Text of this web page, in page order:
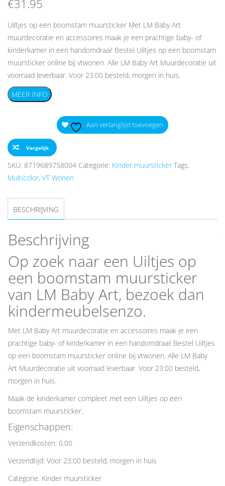
€31.95
Uiltjes op een boomstam muursticker Met LM Baby Art
muurdecoratie en accessoires maak je een prachtige baby- of
kinderkamer in een handomdraai! Bestel Uiltjes op een boomstam
muursticker online bij vtwonen. Alle LM Baby Art Muurdecoratie uit
voorraad leverbaar. Voor 23:00 besteld, morgen in huis.
MEER INFO
Aan verlanglijst toevoegen
Vergelijk
SKU: 8719689758004 Categorie: Kinder muursticker Tags:
Multicolor, VT Wonen
BESCHRIJVING
Beschrijving
Op zoek naar een Uiltjes op
een boomstam muursticker
van LM Baby Art, bezoek dan
kindermeubelsenzo.
Met LM Baby Art muurdecoratie en accessoires maak je een
prachtige baby- of kinderkamer in een handomdraai! Bestel Uiltjes
op een boomstam muursticker online bij vtwonen. Alle LM Baby
Art Muurdecoratie uit voorraad leverbaar. Voor 23:00 besteld,
morgen in huis.
Maak de kinderkamer compleet met een Uiltjes op een
boomstam muursticker.
Eigenschappen:
Verzendkosten: 0.00
Verzendtijd: Voor 23:00 besteld, morgen in huis
Categorie: Kinder muursticker